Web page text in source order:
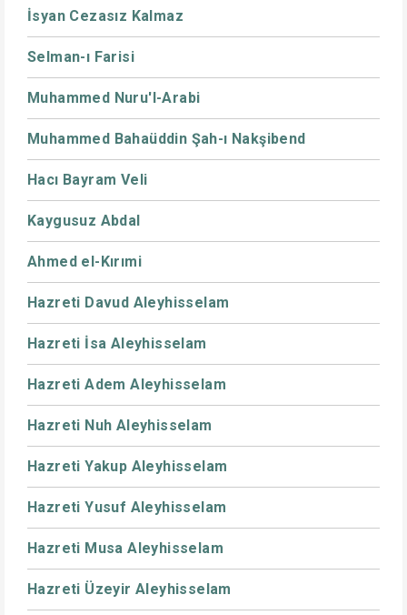
İsyan Cezasız Kalmaz
Selman-ı Farisi
Muhammed Nuru'l-Arabi
Muhammed Bahaüddin Şah-ı Nakşibend
Hacı Bayram Veli
Kaygusuz Abdal
Ahmed el-Kırımi
Hazreti Davud Aleyhisselam
Hazreti İsa Aleyhisselam
Hazreti Adem Aleyhisselam
Hazreti Nuh Aleyhisselam
Hazreti Yakup Aleyhisselam
Hazreti Yusuf Aleyhisselam
Hazreti Musa Aleyhisselam
Hazreti Üzeyir Aleyhisselam